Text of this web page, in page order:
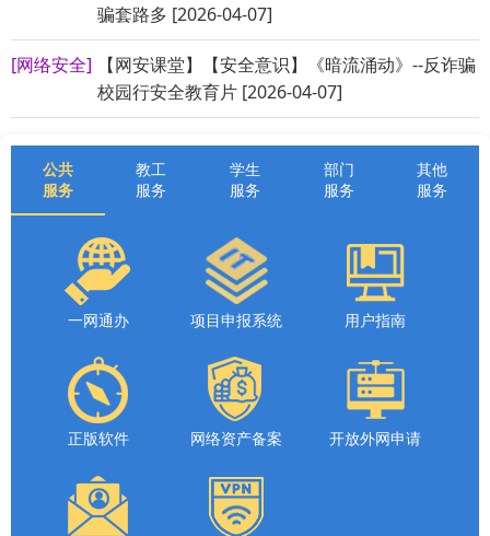
骗套路多 [2026-04-07]
[网络安全]
【网安课堂】【安全意识】《暗流涌动》--反诈骗
校园行安全教育片 [2026-04-07]
公共
服务
教工
服务
学生
服务
部门
服务
其他
服务
一网通办 项目申报系统 用户指南
正版软件 网络资产备案 开放外网申请